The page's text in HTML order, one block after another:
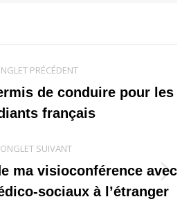
PRÉCÉDENT
Onglet
précédent
de conduire pour les
français
ONGLET SUIVANT
Onglet
suivant
ma visioconférence avec
sociaux à l’étranger